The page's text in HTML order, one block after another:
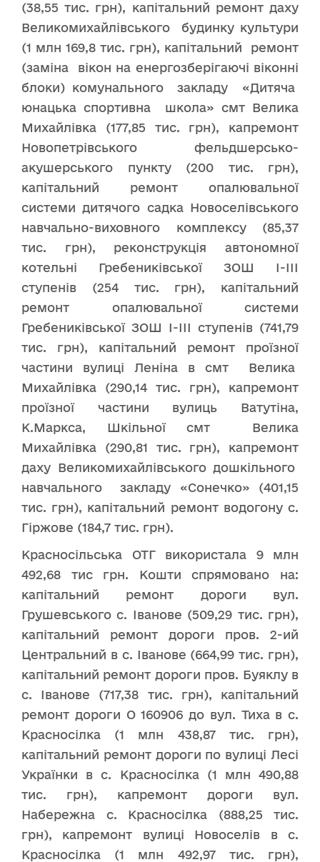
(38,55 тис. грн), капітальний ремонт даху
Великомихайлівського будинку культури
(1 млн 169,8 тис. грн), капітальний ремонт
(заміна вікон на енергозберігаючі віконні
блоки) комунального закладу «Дитяча
юнацька спортивна школа» смт Велика
Михайлівка (177,85 тис. грн), капремонт
Новопетрівського фельдшерсько-
акушерського пункту (200 тис. грн),
капітальний ремонт опалювальної
системи дитячого садка Новоселівського
навчально-виховного комплексу (85,37
тис. грн), реконструкція автономної
котельні Гребениківської ЗОШ І-ІІІ
ступенів (254 тис. грн), капітальний
ремонт опалювальної системи
Гребениківської ЗОШ І-ІІІ ступенів (741,79
тис. грн), капітальний ремонт проїзної
частини вулиці Леніна в смт Велика
Михайлівка (290,14 тис. грн), капремонт
проїзної частини вулиць Ватутіна,
К.Маркса, Шкільної смт Велика
Михайлівка (290,81 тис. грн), капремонт
даху Великомихайлівського дошкільного
навчального закладу «Сонечко» (401,15
тис. грн), капітальний ремонт водогону с.
Гіржове (184,7 тис. грн).
Красносільська ОТГ використала 9 млн
492,68 тис грн. Кошти спрямовано на:
капітальний ремонт дороги вул.
Грушевського с. Іванове (509,29 тис. грн),
капітальний ремонт дороги пров. 2-ий
Центральний в с. Іванове (664,99 тис. грн),
капітальний ремонт дороги пров. Буяклу в
с. Іванове (717,38 тис. грн), капітальний
ремонт дороги О 160906 до вул. Тиха в с.
Красносілка (1 млн 438,87 тис. грн),
капітальний ремонт дороги по вулиці Лесі
Українки в с. Красносілка (1 млн 490,88
тис. грн), капремонт дороги вул.
Набережна с. Красносілка (888,25 тис.
грн), капремонт вулиці Новоселів в с.
Красносілка (1 млн 492,97 тис. грн),